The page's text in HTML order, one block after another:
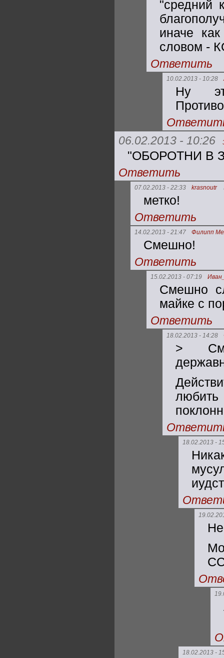
"средний
иначе
словом -
Ответить
10.02.2013 - 10:28
Ну
06.02.2013 - 10:26
"ОБОРОТНИ В
Ответить
07.02.2013 - 22:33 krasnoutr
метко!
Ответить
14.02.2013 - 21:47 Филипп
Смешно!
Ответить
15.02.2013 - 07:19
Смешно
майке с
Ответить
18.02.2013 - 14:28
>
любить
18.02.2013 -
18.02.2013 -